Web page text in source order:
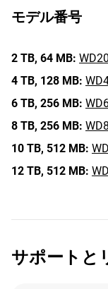
モデル番号
2 TB, 64 MB:
4 TB, 128 MB:
6 TB, 256 MB:
8 TB, 256 MB:
10 TB, 512 MB:
12 TB, 512 MB:
サポートと